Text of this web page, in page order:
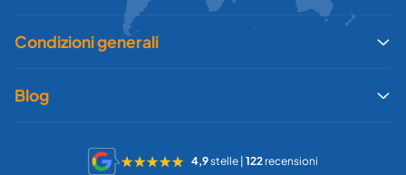
Condizioni generali
Blog
4,9stelle | 122 recensioni